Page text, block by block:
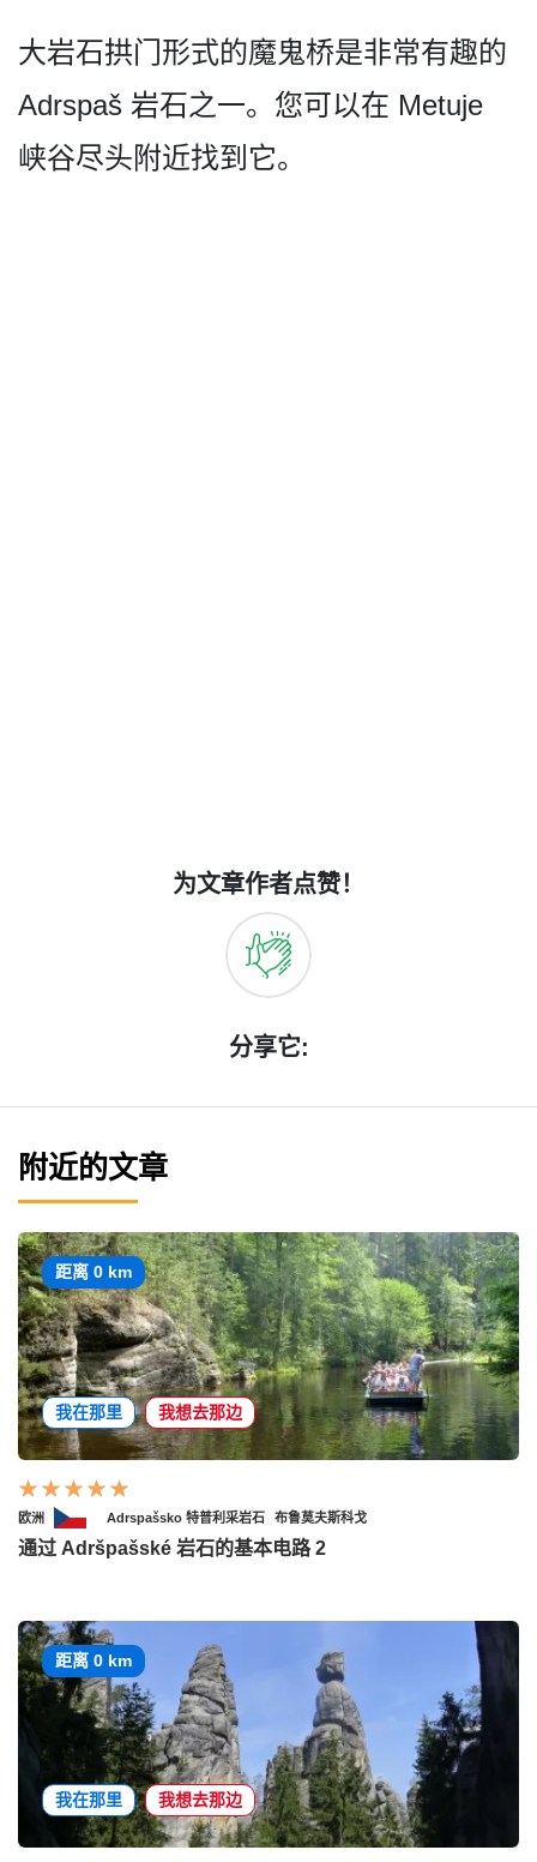
大岩石拱门形式的魔鬼桥是非常有趣的
Adrspaš 岩石之一。您可以在 Metuje
峡谷尽头附近找到它。
为文章作者点赞！
分享它:
附近的文章
距离 0 km
我在那里 我想去那边
欧洲 Adrspašsko 特普利采岩石 布鲁莫夫斯科戈
通过 Adršpašské 岩石的基本电路 2
距离 0 km
我在那里 我想去那边